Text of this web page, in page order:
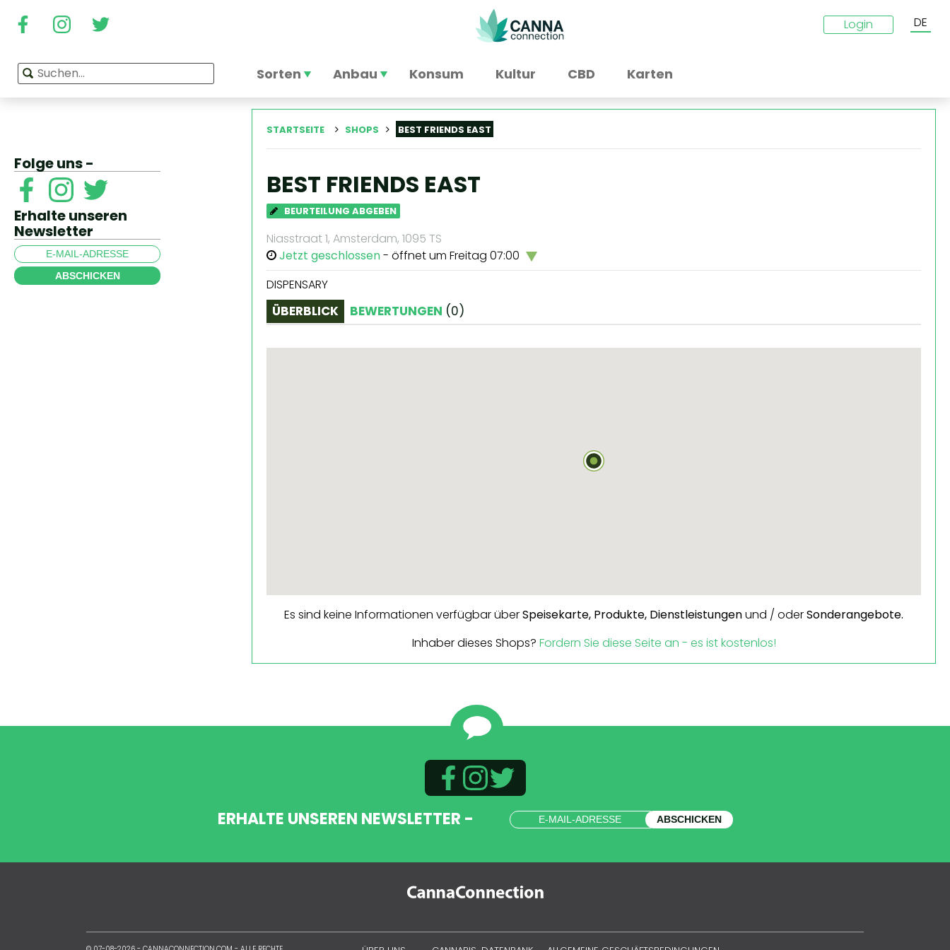
Login DE
Sorten Anbau Konsum Kultur CBD Karten
Folge uns -
Erhalte unseren
Newsletter
ABSCHICKEN
STARTSEITE SHOPS BEST FRIENDS EAST
BEST FRIENDS EAST
BEURTEILUNG ABGEBEN
Niasstraat 1, Amsterdam, 1095 TS
Jetzt geschlossen- öffnet um Freitag 07:00
DISPENSARY
ÜBERBLICK BEWERTUNGEN (0)
Es sind keine Informationen verfügbar überSpeisekarte, Produkte, Dienstleistungenund / oderSonderangebote.
Inhaber dieses Shops? Fordern Sie diese Seite an - es ist kostenlos!
ERHALTE UNSEREN NEWSLETTER - ABSCHICKEN